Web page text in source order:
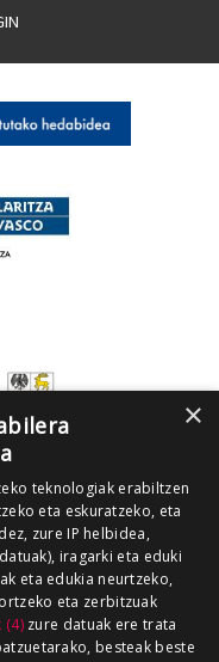
×
teknologiak erabiltzen
eta eskuratzeko, eta
zure IP helbidea,
iragarki eta eduki
eta edukia neurtzeko,
eta zerbitzuak
(4)zure datuak ere trata
besteak beste